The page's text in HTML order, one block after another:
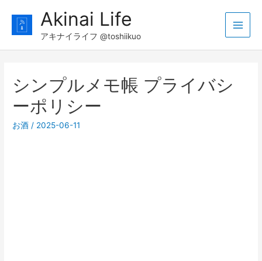
ン
Akinai Life
アキナイライフ @toshiikuo
Main
シンプルメモ帳 プライバシ
ーポリシー
お酒 / 2025-06-11